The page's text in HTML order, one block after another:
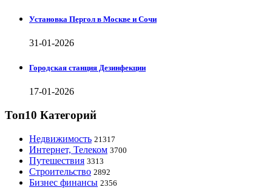
Установка Пергол в Москве и Сочи
31-01-2026
Городская станция Дезинфекции
17-01-2026
Топ10 Категорий
Недвижимость 21317
Интернет, Телеком 3700
Путешествия 3313
Строительство 2892
Бизнес финансы 2356